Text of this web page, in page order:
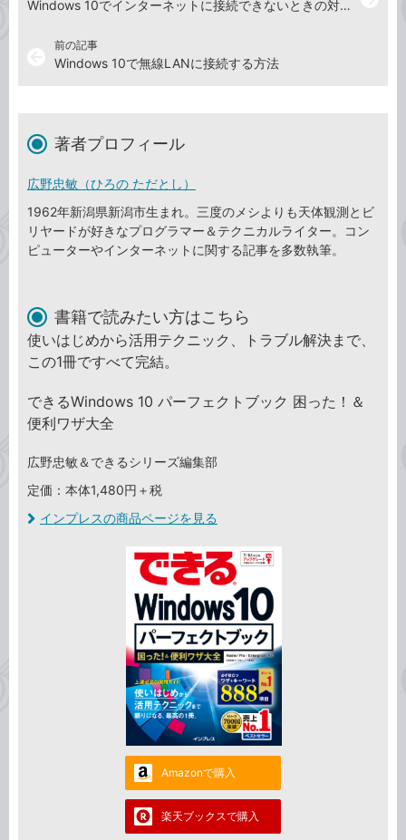
前の記事
Windows 10で無線LANに接続する方法
Windows 10でインターネットに接続できないときの対処法
著者プロフィール
広野忠敏（ひろの ただとし）
1962年新潟県新潟市生まれ。三度のメシよりも天体観測とビ
リヤードが好きなプログラマー＆テクニカルライター。コン
ピューターやインターネットに関する記事を多数執筆。
書籍で読みたい方はこちら
使いはじめから活用テクニック、トラブル解決まで、
この1冊ですべて完結。
できるWindows 10 パーフェクトブック 困った！＆
便利ワザ大全
広野忠敏＆できるシリーズ編集部
定価：本体1,480円＋税
インプレスの商品ページを見る
Amazonで購入
楽天ブックスで購入